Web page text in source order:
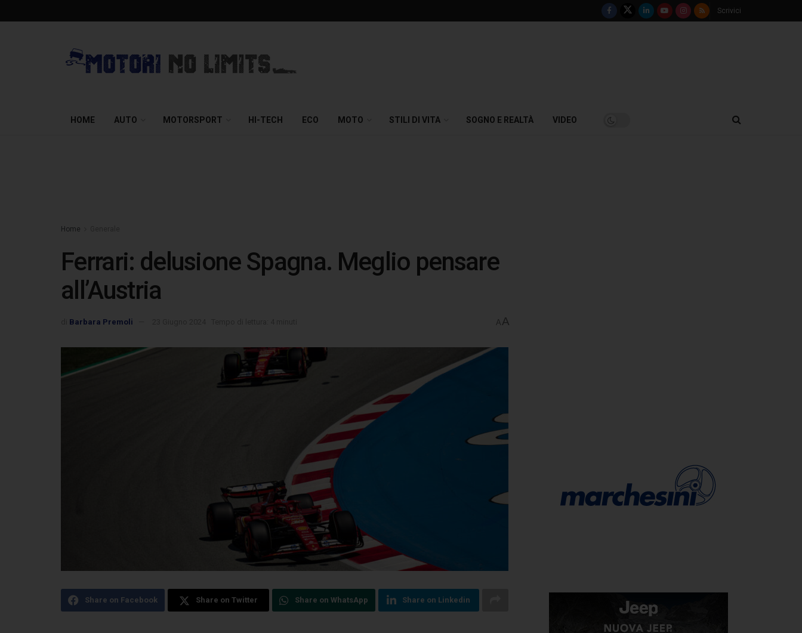
Scrivici
HOME AUTO MOTORSPORT HI-TECH ECO MOTO STILI DI VITA SOGNO E REALTÀ VIDEO
Home
Ferrari: delusione Spagna. Meglio pensare
all’Austria
Barbara Premoli A A
Share on Facebook Share on Twitter Share on WhatsApp Share on Linkedin